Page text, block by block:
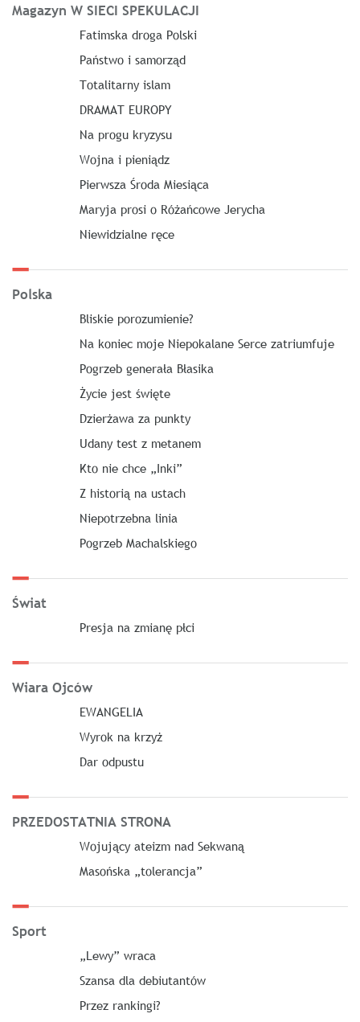
Magazyn W SIECI SPEKULACJI
Fatimska droga Polski
Państwo i samorząd
Totalitarny islam
DRAMAT EUROPY
Na progu kryzysu
Wojna i pieniądz
Pierwsza Środa Miesiąca
Maryja prosi o Różańcowe Jerycha
Niewidzialne ręce
Polska
Bliskie porozumienie?
Na koniec moje Niepokalane Serce zatriumfuje
Pogrzeb generała Błasika
Życie jest święte
Dzierżawa za punkty
Udany test z metanem
Kto nie chce „Inki”
Z historią na ustach
Niepotrzebna linia
Pogrzeb Machalskiego
Świat
Presja na zmianę płci
Wiara Ojców
EWANGELIA
Wyrok na krzyż
Dar odpustu
PRZEDOSTATNIA STRONA
Wojujący ateizm nad Sekwaną
Masońska „tolerancja”
Sport
„Lewy” wraca
Szansa dla debiutantów
Przez rankingi?